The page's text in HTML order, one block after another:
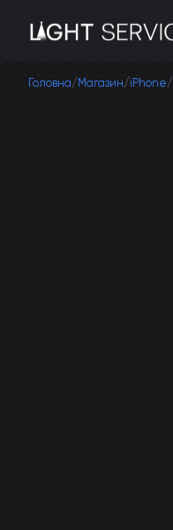
Головна/ Магазин/iPhone/